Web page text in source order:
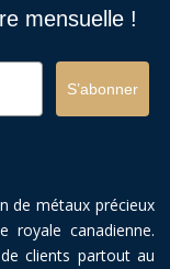
mensuelle !
S’abonner
de métaux précieux
royale canadienne.
clients partout au